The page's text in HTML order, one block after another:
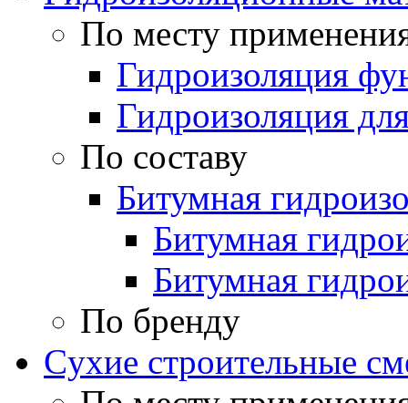
По месту
Гидроизоляция
Гидроизоляция
По составу
Битумная
Битумная
Битумная
По бренду
Cухие строительные